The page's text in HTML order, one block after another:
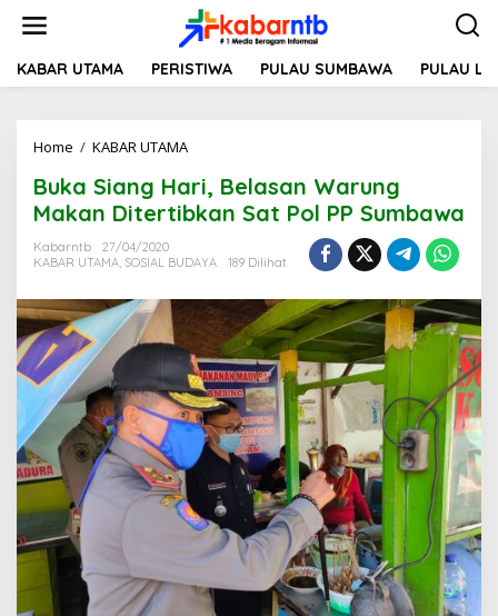
t
KABAR UTAMA PERISTIWA PULAU SUMBAWA PULAU
Home / KABAR UTAMA
k
a
S
a
g
H
a
r
i
,
B
l
s
a
n
a
Buka Siang Hari, Belasan Warung
Makan Ditertibkan Sat Pol PP Sumbawa
Kabarntb
27/04/2020
KABAR UTAMA, SOSIAL BUDAYA 189 Dilihat